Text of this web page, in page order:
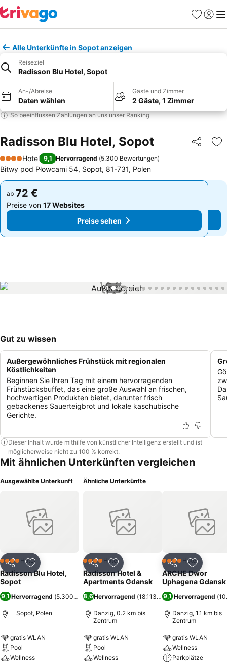
Favoriten
Alle Unterkünfte in Sopot anzeigen
Reiseziel
Radisson Blu Hotel, Sopot
An-/Abreise
Daten wählen
Gäste und Zimmer
2 Gäste, 1 Zimmer
So beeinflussen Zahlungen an uns unser Ranking
Radisson Blu Hotel, Sopot Teilen
4 Sterne
Hotel 9,1 Hervorragend (5.300 Bewertungen)
Bitwy pod Płowcami 54, Sopot, 81-731, Polen
ab 72 €
Preise von 17 Websites
Preise sehen
ab 72 €
Preise von 17 Websites
Preise sehen
1 / 99
Gut zu wissen
Außergewöhnliches Frühstück mit regionalen
Köstlichkeiten
Beginnen Sie Ihren Tag mit einem hervorragenden
Frühstücksbuffet, das eine große Auswahl an frischen,
hochwertigen Produkten bietet, darunter frisch
gebackenes Sauerteigbrot und lokale kaschubische
Gerichte.
Dieser Inhalt wurde mithilfe von künstlicher Intelligenz erstellt und ist
möglicherweise nicht zu 100 % korrekt.
Mit ähnlichen Unterkünften vergleichen
Ausgewählte Unterkunft
Teilen Zu Favoriten hinzufügen
4 SterneHotel
Radisson Blu Hotel,
Sopot
9,1 Hervorragend (5.300 Bewertungen)
Sopot, Polen
gratis WLAN
Pool
Wellness
Ähnliche Unterkünfte
Teilen Zu Favoriten hinzufügen
4 SterneHotel
Radisson Hotel &
Apartments Gdansk
8,6Hervorragend (18.113 Bewertungen)
Danzig, 0.2 km bis
Zentrum
gratis WLAN
Pool
Wellness
Teilen Zu
4 SterneHotel
ARCHE Dwor
Uphagena Gdansk
9,1 Hervorragend (
Danzig, 1.1 km bis
Zentrum
gratis WLAN
Wellness
Parkplätze